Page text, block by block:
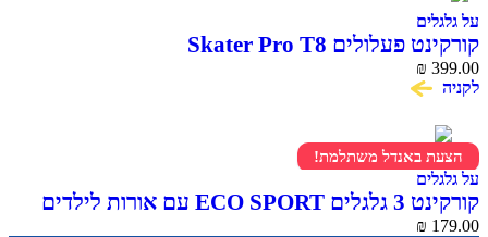
על גלגלים
קורקינט פעלולים Skater Pro T8
₪ 399.00
לקניה
הצעת באנדל משתלמת!
על גלגלים
קורקינט 3 גלגלים ECO SPORT עם אורות לילדים
₪ 179.00